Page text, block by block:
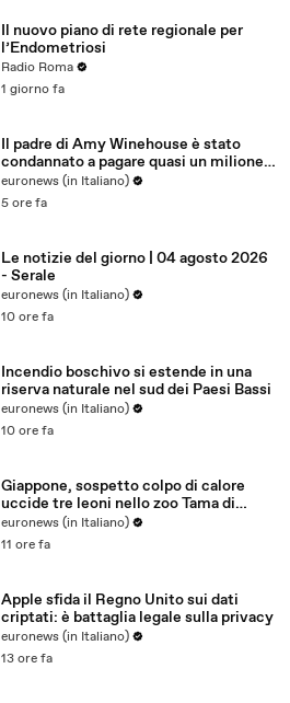
Il nuovo piano di rete regionale per
l’Endometriosi
Radio Roma
1 giorno fa
Il padre di Amy Winehouse è stato
condannato a pagare quasi un milione
di sterline alle amiche
euronews (in Italiano)
5 ore fa
Le notizie del giorno | 04 agosto 2026
- Serale
euronews (in Italiano)
10 ore fa
Incendio boschivo si estende in una
riserva naturale nel sud dei Paesi Bassi
euronews (in Italiano)
10 ore fa
Giappone, sospetto colpo di calore
uccide tre leoni nello zoo Tama di
Tokyo
euronews (in Italiano)
11 ore fa
Apple sfida il Regno Unito sui dati
criptati: è battaglia legale sulla privacy
euronews (in Italiano)
13 ore fa